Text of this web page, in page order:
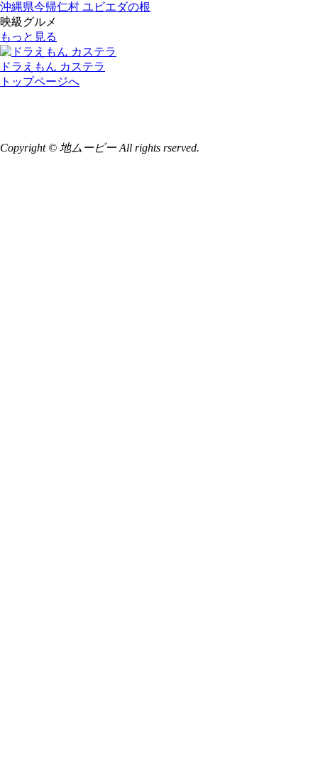
沖縄県今帰仁村 ユビエダの根
映級グルメ
もっと見る
ドラえもん カステラ
トップページへ
Copyright © 地ムービー All rights rserved.